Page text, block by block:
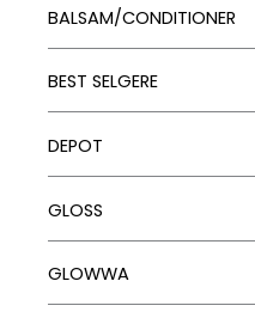
BALSAM/CONDITIONER
BEST SELGERE
DEPOT
GLOSS
GLOWWA